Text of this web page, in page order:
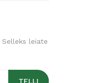
leiate